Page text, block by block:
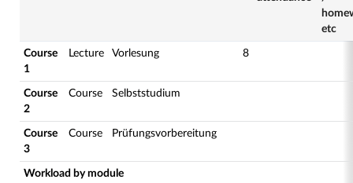
etc
Course
1
Lecture Vorlesung 8
Course
2
Course Selbststudium
Course
3
Course Prüfungsvorbereitung
Workload by module